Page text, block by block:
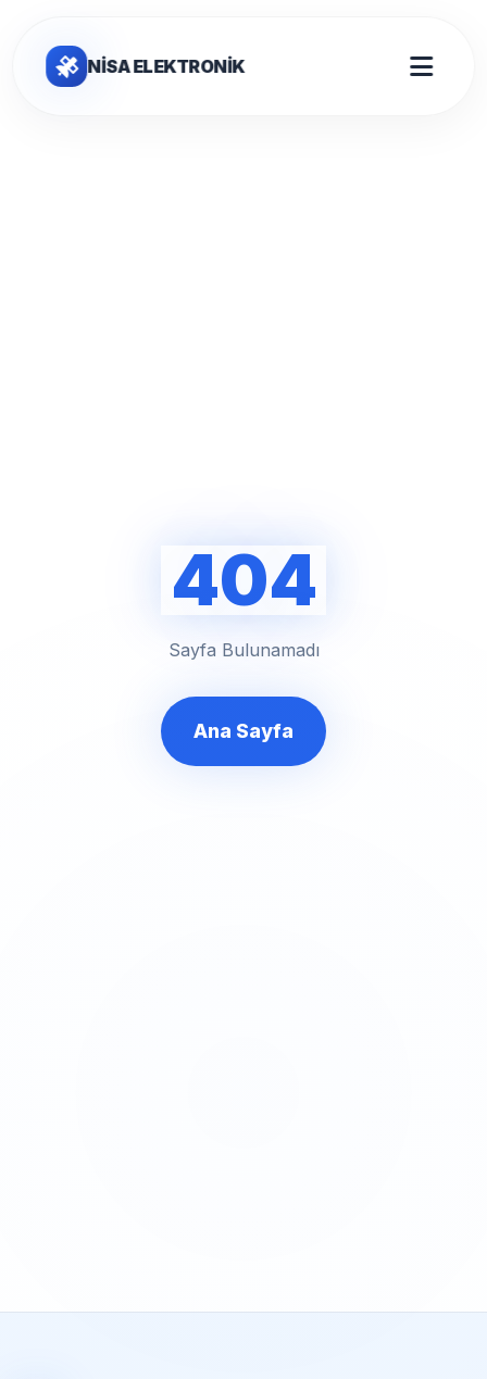
NİSA ELEKTRONİK
404
Sayfa Bulunamadı
Ana Sayfa